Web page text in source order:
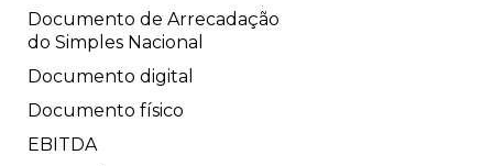
Documento de Arrecadação
do Simples Nacional
Documento digital
Documento físico
EBITDA